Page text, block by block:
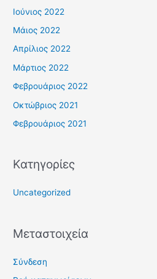
Ιούνιος 2022
Μάιος 2022
Απρίλιος 2022
Μάρτιος 2022
Φεβρουάριος 2022
Οκτώβριος 2021
Φεβρουάριος 2021
Kατηγορίες
Uncategorized
Μεταστοιχεία
Σύνδεση